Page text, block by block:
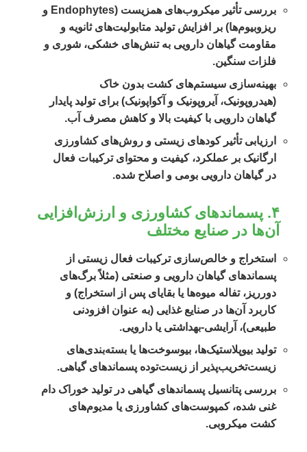
بررسی تأثیر میکروب‌های همزیست (Endophytes و
ریزوبیوم‌ها) بر افزایش تولید متابولیت‌های ثانویه و
مقاومت گیاهان دارویی به تنش‌های خشکی، شوری و
فلزات سنگین.
بهینه‌سازی سیستم‌های کشت بدون خاک
(هیدروپونیک، آیروپونیک و آکواپونیک) برای تولید پایدار
گیاهان دارویی با کیفیت بالا و کاهش مصرف آب.
ارزیابی تأثیر کودهای زیستی و روش‌های کشاورزی
ارگانیک بر عملکرد، کیفیت و محتوای ترکیبات فعال
در گیاهان دارویی بومی و اصلاح شده.
۴. پسماندهای کشاورزی و ارزش‌افزایی
آن‌ها در صنایع مختلف
استخراج و خالص‌سازی ترکیبات فعال زیستی از
پسماندهای گیاهان دارویی و صنعتی (مثلاً برگ‌های
دورریز، تفاله میوه‌ها یا بقایای پس از استخراج) و
کاربرد آن‌ها در صنایع غذایی (به عنوان افزودنی
طبیعی)، آرایشی-بهداشتی یا دارویی.
تولید بیوپلاستیک‌ها، بیوسوخت‌ها یا بسته‌بندی‌های
زیست‌تخریب‌پذیر از زیست‌توده پسماندهای گیاهی.
بررسی پتانسیل پسماندهای گیاهی در تولید خوراک دام
غنی شده، کمپوست‌های کشاورزی یا مدیوم‌های
کشت میکروبی.